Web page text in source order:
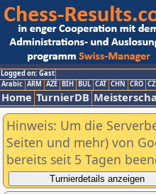
Logged on: Gast
Arabic ARM AZE BIH BUL CAT CHN CRO
Home TurnierDB
Hinweis: Um die
Seiten und mehr) von
bereits seit 5 Tagen